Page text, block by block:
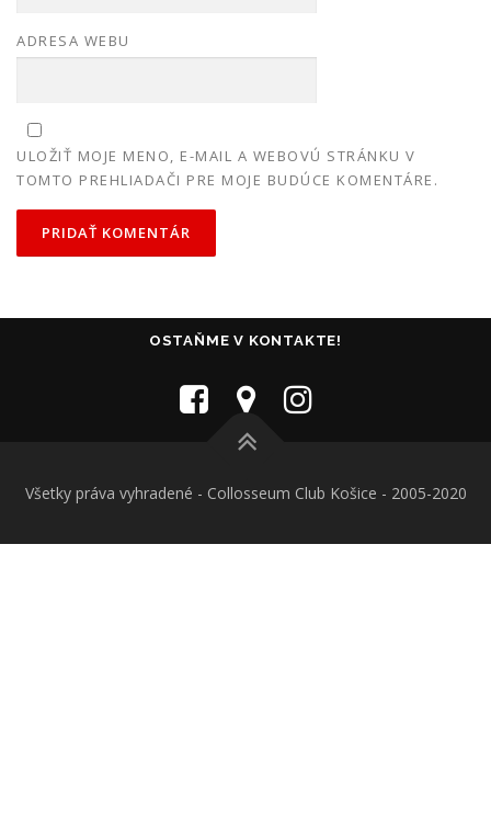
ADRESA WEBU
ULOŽIŤ MOJE MENO, E-MAIL A WEBOVÚ STRÁNKU V
TOMTO PREHLIADAČI PRE MOJE BUDÚCE KOMENTÁRE.
OSTAŇME V KONTAKTE!
Všetky práva vyhradené - Collosseum Club Košice - 2005-2020